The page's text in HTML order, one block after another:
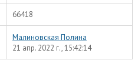
66418
Малиновская Полина
21 апр. 2022 г., 15:42:14